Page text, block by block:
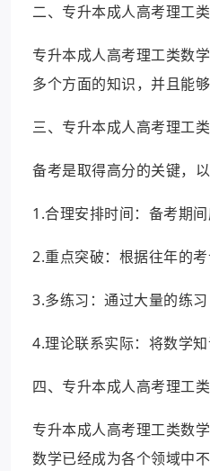
二、专升本成人高考理工
专升本成人高考理工类数
多个方面的知识，并且能
三、专升本成人高考理工
备考是取得高分的关键，
1.合理安排时间：备考期
2.重点突破：根据往年的
3.多练习：通过大量的练
4.理论联系实际：将数学
四、专升本成人高考理工
专升本成人高考理工类数
数学已经成为各个领域中